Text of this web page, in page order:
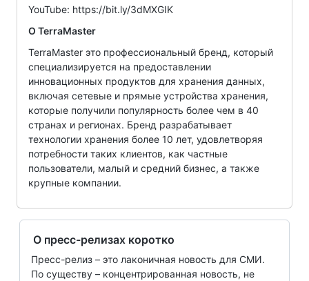
YouTube: https://bit.ly/3dMXGIK
О TerraMaster
TerraMaster это профессиональный бренд, который
специализируется на предоставлении
инновационных продуктов для хранения данных,
включая сетевые и прямые устройства хранения,
которые получили популярность более чем в 40
странах и регионах. Бренд разрабатывает
технологии хранения более 10 лет, удовлетворяя
потребности таких клиентов, как частные
пользователи, малый и средний бизнес, а также
крупные компании.
О пресс-релизах коротко
Пресс-релиз – это лаконичная новость для СМИ.
По существу – концентрированная новость, не